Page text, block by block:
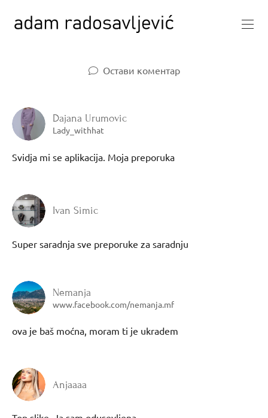
Остави коментар
Dajana Urumovic
Lady_withhat
Svidja mi se aplikacija. Moja preporuka
Ivan Simic
Super saradnja sve preporuke za saradnju
Nemanja
www.facebook.com/nemanja.mf
ova je baš moćna, moram ti je ukradem
Anjaaaa